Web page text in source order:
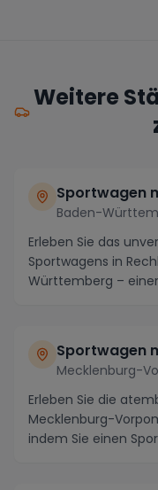
Weitere
Sportwagen
Baden-
Erleben Sie das
Sportwagens in
Württemberg –
Sportwagen
Mecklenburg-
Erleben Sie die
Mecklenburg-
indem Sie einen